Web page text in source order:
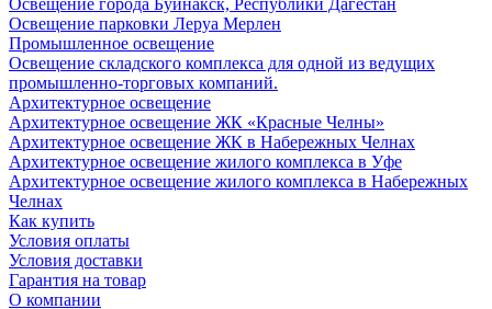
Освещение города Буйнакск, Республики Дагестан
Освещение парковки Леруа Мерлен
Промышленное освещение
Освещение складского комплекса для одной из ведущих
промышленно-торговых компаний.
Архитектурное освещение
Архитектурное освещение ЖК «Красные Челны»
Архитектурное освещение ЖК в Набережных Челнах
Архитектурное освещение жилого комплекса в Уфе
Архитектурное освещение жилого комплекса в Набережных
Челнах
Как купить
Условия оплаты
Условия доставки
Гарантия на товар
О компании